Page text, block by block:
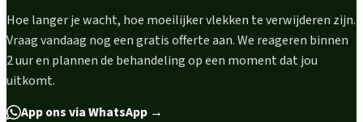
Hoe langer je wacht, hoe moeilijker vlekken te verwijderen zijn.
Vraag vandaag nog een gratis offerte aan. We reageren binnen
2 uur en plannen de behandeling op een moment dat jou
uitkomt.
App ons via WhatsApp →